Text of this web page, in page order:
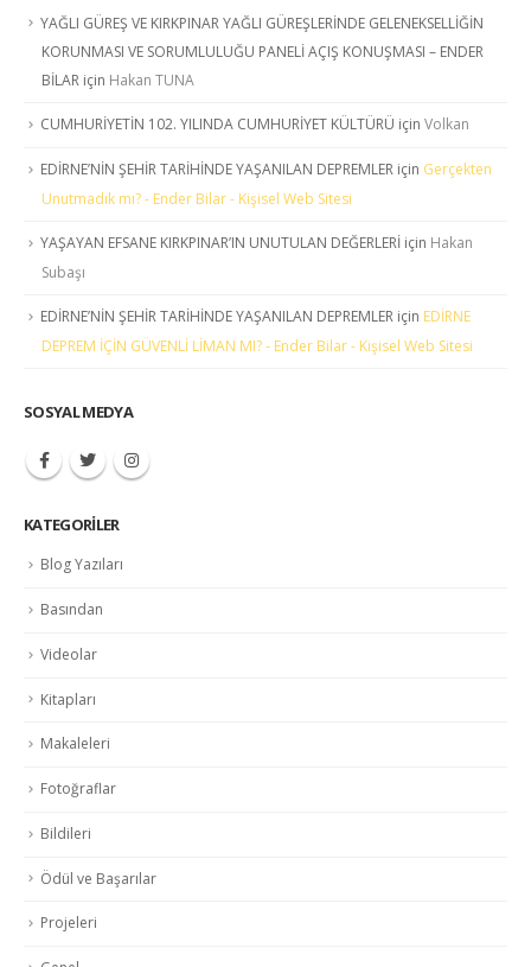
YAĞLI GÜREŞ VE KIRKPINAR YAĞLI GÜREŞLERİNDE GELENEKSELLİĞİN
KORUNMASI VE SORUMLULUĞU PANELİ AÇIŞ KONUŞMASI – ENDER
BİLAR için Hakan TUNA
CUMHURİYETİN 102. YILINDA CUMHURİYET KÜLTÜRÜ için Volkan
EDİRNE’NİN ŞEHİR TARİHİNDE YAŞANILAN DEPREMLER için Gerçekten
Unutmadık mı? - Ender Bilar - Kişisel Web Sitesi
YAŞAYAN EFSANE KIRKPINAR’IN UNUTULAN DEĞERLERİ için Hakan
Subaşı
EDİRNE’NİN ŞEHİR TARİHİNDE YAŞANILAN DEPREMLER için EDİRNE
DEPREM İÇİN GÜVENLİ LİMAN MI? - Ender Bilar - Kişisel Web Sitesi
SOSYAL MEDYA
KATEGORILER
Blog Yazıları
Basından
Videolar
Kitapları
Makaleleri
Fotoğraflar
Bildileri
Ödül ve Başarılar
Projeleri